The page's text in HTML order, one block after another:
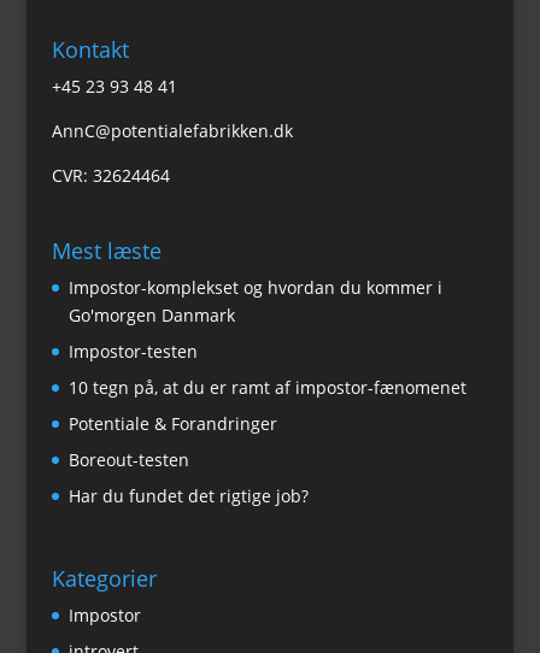
Kontakt
+45 23 93 48 41
AnnC@potentialefabrikken.dk
CVR: 32624464
Mest læste
Impostor-komplekset og hvordan du kommer i
Go'morgen Danmark
Impostor-testen
10 tegn på, at du er ramt af impostor-fænomenet
Potentiale & Forandringer
Boreout-testen
Har du fundet det rigtige job?
Kategorier
Impostor